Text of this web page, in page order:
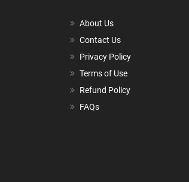
About Us
Contact Us
Privacy Policy
Terms of Use
Refund Policy
FAQs